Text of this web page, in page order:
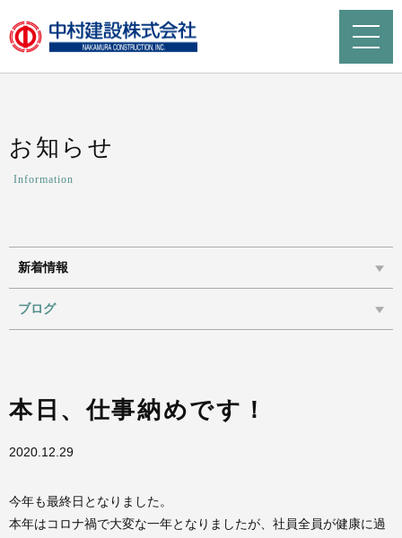
お知らせ
Information
新着情報
ブログ
本日、仕事納めです！
2020.12.29
今年も最終日となりました。
本年はコロナ禍で大変な一年となりましたが、社員全員が健康に過